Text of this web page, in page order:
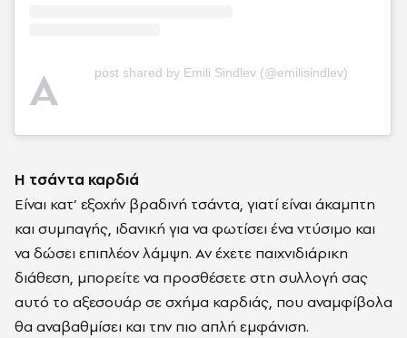
A post shared by Emili Sindlev (@emilisindlev)
Η τσάντα καρδιά
Είναι κατ’ εξοχήν βραδινή τσάντα, γιατί είναι άκαμπτη
και συμπαγής, ιδανική για να φωτίσει ένα ντύσιμο και
να δώσει επιπλέον λάμψη. Αν έχετε παιχνιδιάρικη
διάθεση, μπορείτε να προσθέσετε στη συλλογή σας
αυτό το αξεσουάρ σε σχήμα καρδιάς, που αναμφίβολα
θα αναβαθμίσει και την πιο απλή εμφάνιση.